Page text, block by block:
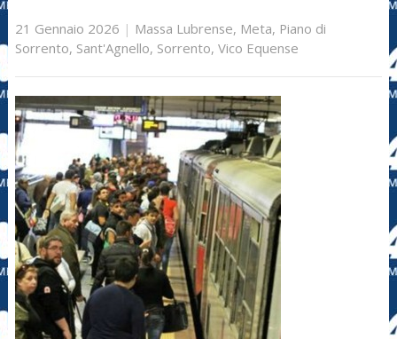
21 Gennaio 2026 | Massa Lubrense, Meta, Piano di
Sorrento, Sant'Agnello, Sorrento, Vico Equense